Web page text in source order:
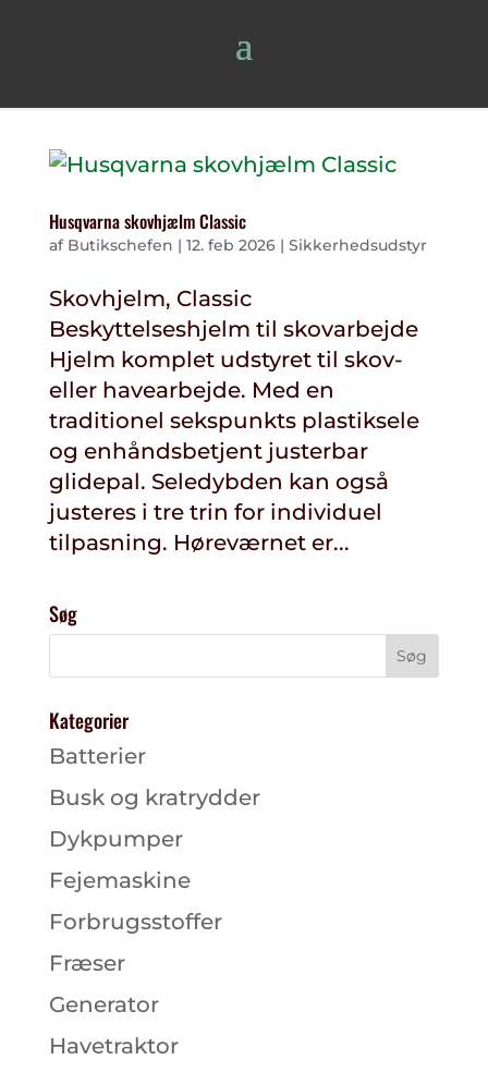
Husqvarna skovhjælm Classic
af Butikschefen | 12. feb 2026| Sikkerhedsudstyr
Skovhjelm, Classic
Beskyttelseshjelm til skovarbejde
Hjelm komplet udstyret til skov-
eller havearbejde. Med en
traditionel sekspunkts plastiksele
og enhåndsbetjent justerbar
glidepal. Seledybden kan også
justeres i tre trin for individuel
tilpasning. Høreværnet er...
Søg
Kategorier
Batterier
Busk og kratrydder
Dykpumper
Fejemaskine
Forbrugsstoffer
Fræser
Generator
Havetraktor